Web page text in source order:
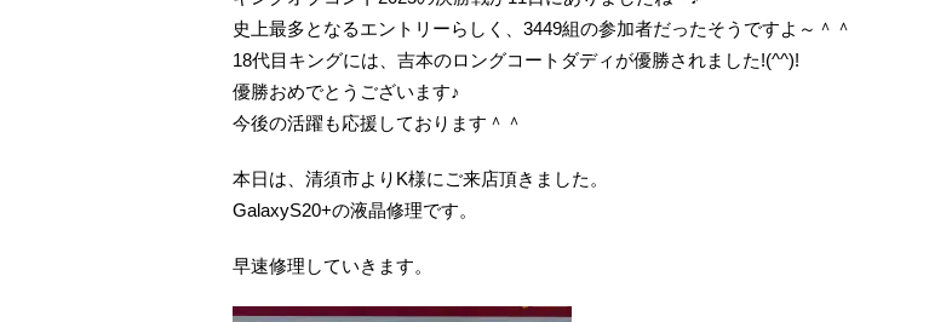
史上最多となるエントリーらしく、3449組の参加者だったそうですよ～＾＾
18代目キングには、吉本のロングコートダディが優勝されました!(^^)!
優勝おめでとうございます♪
今後の活躍も応援しております＾＾
本日は、清須市よりK様にご来店頂きました。
GalaxyS20+の液晶修理です。
早速修理していきます。